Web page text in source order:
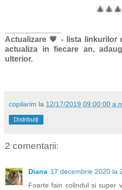
🎄🎄🎄
Actualizare 💗 - lista linkurilor
actualiza in fiecare an,
ulterior.
copilarim la 12/17/2019 09:00:00
Distribuiți
2 comentarii:
Diana 17 decembrie 2020 la
Foarte fain colindul si super